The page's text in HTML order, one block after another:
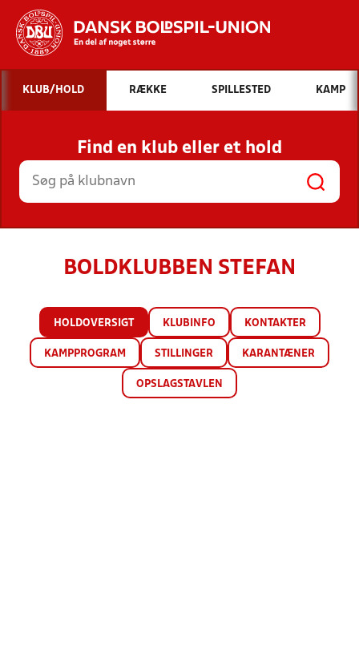
Hvad vil du søge efter?
INDHOLD OG NYHEDER
STILLINGER, RESULTATER, KLUBBER OG
HOLD
KLUB/HOLD RÆKKE SPILLESTED KAMP
Find en klub eller et hold
BOLDKLUBBEN STEFAN
HOLDOVERSIGT KLUBINFO KONTAKTER
KAMPPROGRAM STILLINGER KARANTÆNER
OPSLAGSTAVLEN